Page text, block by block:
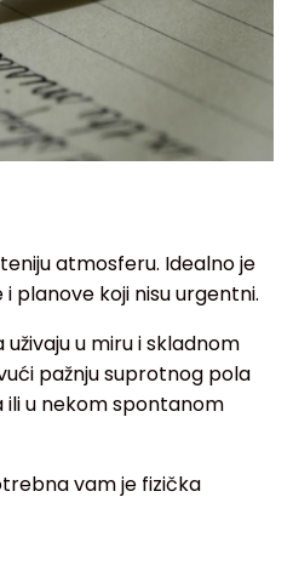
atmosferu. Idealno je
planove koji nisu urgentni.
uživaju u miru i skladnom
pažnju suprotnog pola
u nekom spontanom
vam je fizička